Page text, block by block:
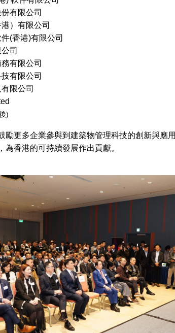
有限公司
）有限公司
(香港)有限公司
司
有限公司
有限公司
限公司
)
勵更多企業參與到建築物管理科技的創新與應
為香港的可持續發展作出貢獻。